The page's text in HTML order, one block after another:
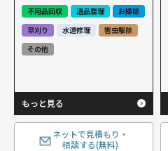
不用品回収
遺品整理
お掃除
草刈り
水道修理
害虫駆除
その他
もっと見る
ネットで見積もり・
相談する(無料)